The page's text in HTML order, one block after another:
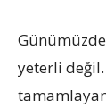
yeterli